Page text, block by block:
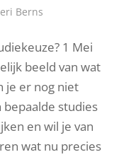
Berns
1 Mei
beeld van wat
je er nog niet
bepaalde studies
en wil je van
wat nu precies